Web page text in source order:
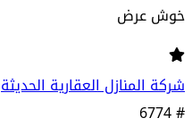
خوش عرض
شركة المنازل العقارية الحديثة
6774#